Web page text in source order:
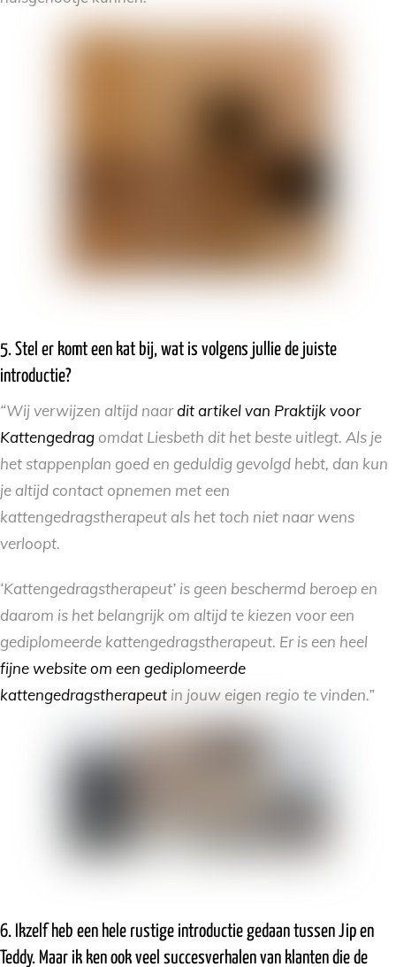
5. Stel er komt een kat bij, wat is volgens jullie de juiste
introductie?
“Wij verwijzen altijd naardit artikel van Praktijk voor
Kattengedrag omdat Liesbeth dit het beste uitlegt. Als je
het stappenplan goed en geduldig gevolgd hebt, dan kun
je altijd contact opnemen met een
kattengedragstherapeut als het toch niet naar wens
verloopt.
‘Kattengedragstherapeut’ is geen beschermd beroep en
daarom is het belangrijk om altijd te kiezen voor een
gediplomeerde kattengedragstherapeut. Er is een heel
fijne website om een gediplomeerde
kattengedragstherapeut in jouw eigen regio te vinden.”
6. Ikzelf heb een hele rustige introductie gedaan tussen Jip en
Teddy. Maar ik ken ook veel succesverhalen van klanten die de